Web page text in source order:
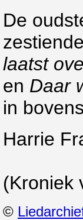
De
laatst
en Daar
in
Harrie
(Kroniek
©